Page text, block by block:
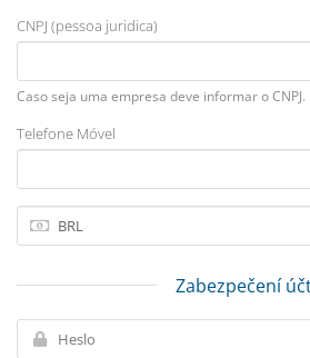
CNPJ (pessoa juridica)
Caso seja uma empresa deve informar o CNPJ.
Telefone Móvel
Zabezpečení